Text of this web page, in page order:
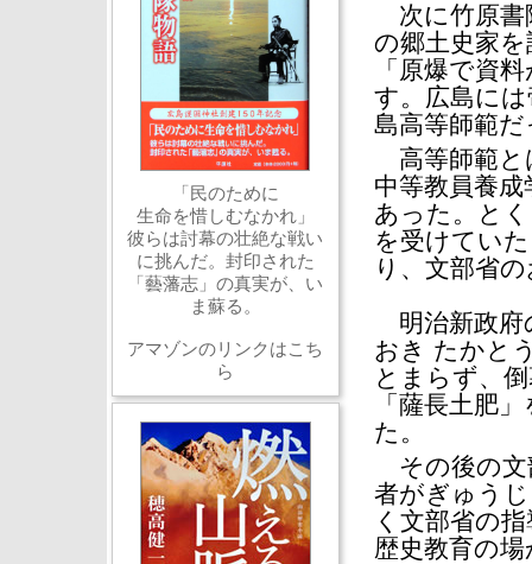
次に竹原書
の郷土史家
「原爆で資
す。広島に
島高等師範
高等師範と
中等教員養
あった。と
を受けてい
り、文部省
明治新政府
おき たかと
とまらず、
「薩長土肥
た。
その後の文
者がぎゅう
く文部省の
歴史教育の
「民のために
生命を惜しむなかれ」
彼らは討幕の壮絶な戦い
に挑んだ。封印された
「藝藩志」の真実が、い
ま蘇る。
アマゾンのリンクはこち
ら